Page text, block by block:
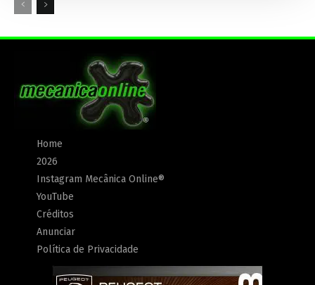
Home
2026
Instagram Mecânica Online®
YouTube
Créditos
Anunciar
Política de Privacidade